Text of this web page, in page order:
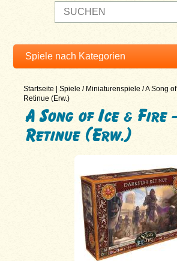
Startseite |Spiele / Miniaturenspiele /A Song
Retinue (Erw.)
A Song of Ice &
Retinue (Erw.)